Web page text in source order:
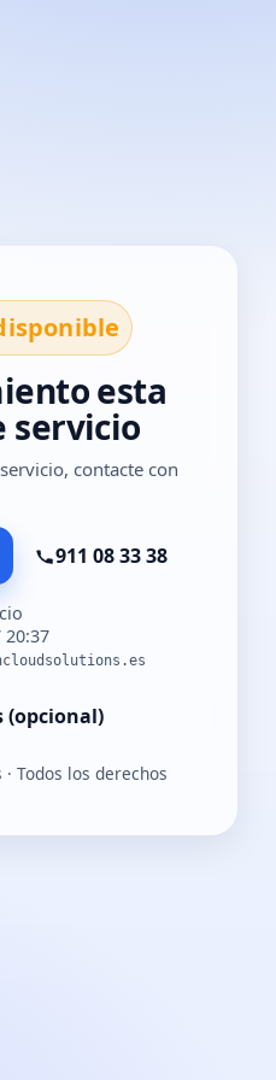
esta
servicio
contacte con
911 08 33 38
20:37
(opcional)
Todos los derechos